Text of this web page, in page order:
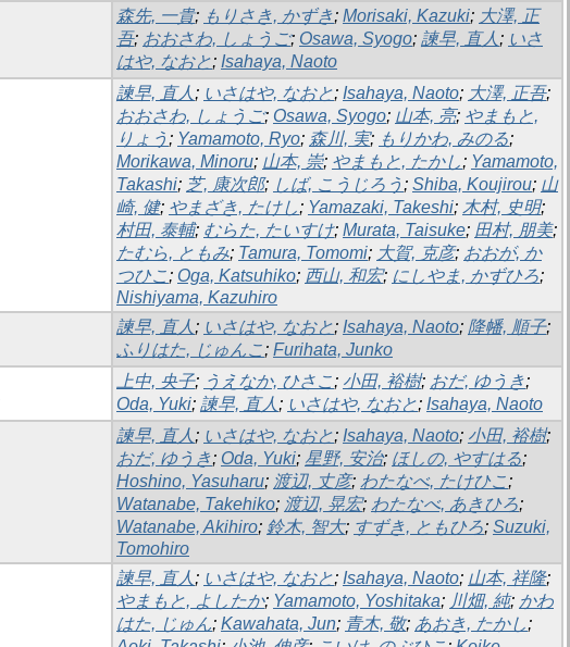
森先, 一貴; もりさき, かずき; Morisaki, Kazuki; 大澤, 正
吾; おおさわ, しょうご; Osawa, Syogo; 諫早, 直人 ; いさ
はや, なおと; Isahaya, Naoto
諫早, 直人 ; いさはや, なおと; Isahaya, Naoto; 大澤, 正吾;
おおさわ, しょうご; Osawa, Syogo; 山本, 亮; やまもと,
りょう ; Yamamoto, Ryo; 森川, 実; もりかわ, みのる;
Morikawa, Minoru; 山本, 崇; やまもと, たかし; Yamamoto,
Takashi; 芝, 康次郎; しば, こうじろう ; Shiba, Koujirou; 山
崎, 健; やまざき, たけし; Yamazaki, Takeshi; 木村, 史明;
村田, 泰輔; むらた, たいすけ; Murata, Taisuke; 田村, 朋美;
たむら, ともみ; Tamura, Tomomi; 大賀, 克彦; おおが, か
つひこ; Oga, Katsuhiko; 西山, 和宏; にしやま, かずひろ;
Nishiyama, Kazuhiro
諫早, 直人 ; いさはや, なおと; Isahaya, Naoto; 降幡, 順子;
ふりはた, じゅんこ; Furihata, Junko
上中, 央子; うえなか, ひさこ; 小田, 裕樹; おだ, ゆうき;
Oda, Yuki; 諫早, 直人 ; いさはや, なおと; Isahaya, Naoto
諫早, 直人 ; いさはや, なおと; Isahaya, Naoto; 小田, 裕樹;
おだ, ゆうき; Oda, Yuki; 星野, 安治; ほしの, やすはる;
Hoshino, Yasuharu; 渡辺, 丈彦; わたなべ, たけひこ;
Watanabe, Takehiko; 渡辺, 晃宏; わたなべ, あきひろ;
Watanabe, Akihiro; 鈴木, 智大; すずき, ともひろ; Suzuki,
Tomohiro
諫早, 直人 ; いさはや, なおと; Isahaya, Naoto; 山本, 祥隆;
やまもと, よしたか; Yamamoto, Yoshitaka; 川畑, 純; かわ
はた, じゅん; Kawahata, Jun; 青木, 敬; あおき, たかし;